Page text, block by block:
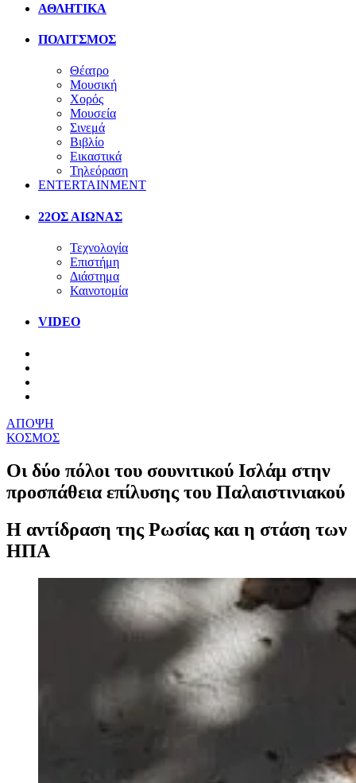
ΑΘΛΗΤΙΚΑ
ΠΟΛΙΤΣΜΟΣ
Θέατρο
Μουσική
Χορός
Μουσεία
Σινεμά
Βιβλίο
Εικαστικά
Τηλεόραση
ENTERTAINMENT
22ΟΣ ΑΙΩΝΑΣ
Τεχνολογία
Επιστήμη
Διάστημα
Καινοτομία
VIDEO
ΑΠΟΨΗ
ΚΟΣΜΟΣ
Οι δύο πόλοι του σουνιτικού Ισλάμ στην
προσπάθεια επίλυσης του Παλαιστινιακού
Η αντίδραση της Ρωσίας και η στάση των
ΗΠΑ